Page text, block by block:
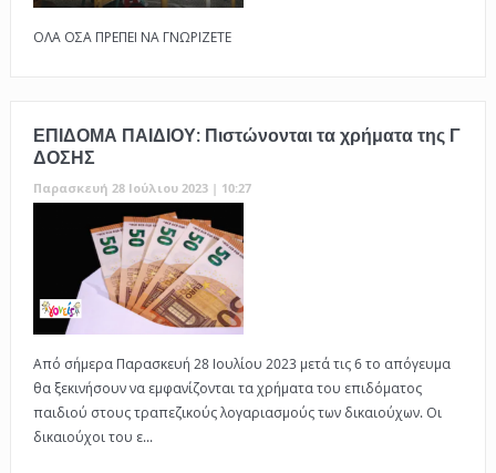
ΟΛΑ ΟΣΑ ΠΡΕΠΕΙ ΝΑ ΓΝΩΡΙΖΕΤΕ
ΕΠΙΔΟΜΑ ΠΑΙΔΙΟΥ: Πιστώνονται τα χρήματα της Γ
ΔΟΣΗΣ
Παρασκευή 28 Ιούλιου 2023 | 10:27
Από σήμερα Παρασκευή 28 Ιουλίου 2023 μετά τις 6 το απόγευμα
θα ξεκινήσουν να εμφανίζονται τα χρήματα του επιδόματος
παιδιού στους τραπεζικούς λογαριασμούς των δικαιούχων. Οι
δικαιούχοι του ε...